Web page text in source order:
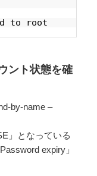
to root
ント状態を確
by-name –
」となっている
expiry」